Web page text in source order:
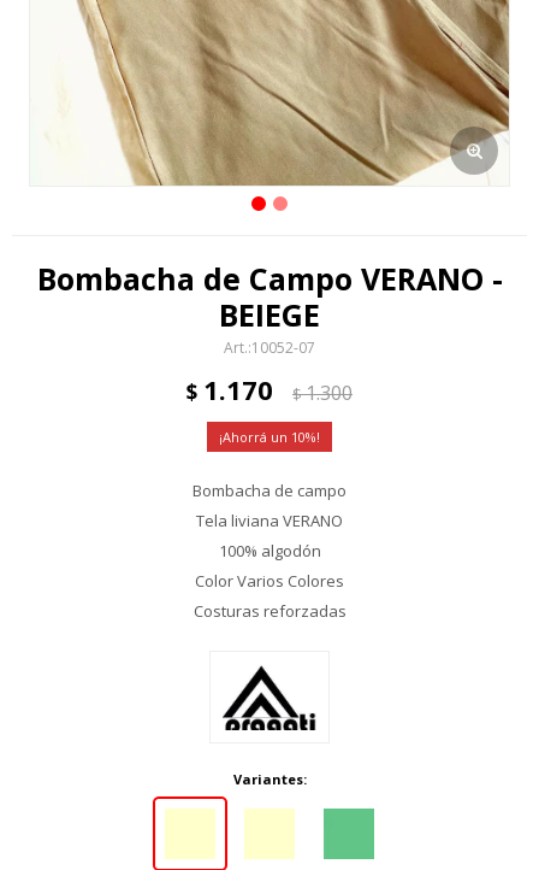
Bombacha de Campo VERANO -
BEIEGE
10052-07
$ 1.170 $1.300
10
Bombacha de campo
Tela liviana VERANO
100% algodón
Color Varios Colores
Costuras reforzadas
Variantes: